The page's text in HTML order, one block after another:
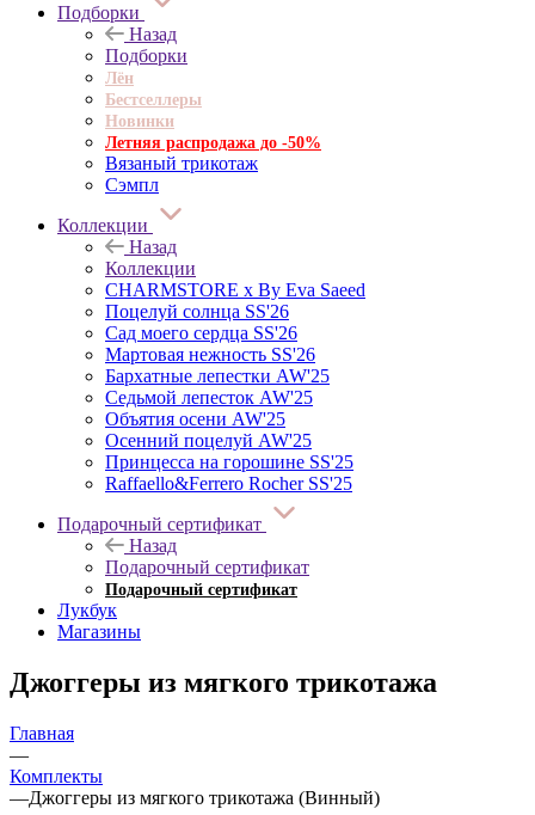
Подборки
Назад
Подборки
Лён
Бестселлеры
Новинки
Летняя распродажа до -50%
Вязаный трикотаж
Сэмпл
Коллекции
Назад
Коллекции
CHARMSTORE х By Eva Saeed
Поцелуй солнца SS'26
Сад моего сердца SS'26
Мартовая нежность SS'26
Бархатные лепестки AW'25
Седьмой лепесток AW'25
Объятия осени AW'25
Осенний поцелуй AW'25
Принцесса на горошине SS'25
Raffaello&Ferrero Rocher SS'25
Подарочный сертификат
Назад
Подарочный сертификат
Подарочный сертификат
Лукбук
Магазины
Джоггеры из мягкого трикотажа
Главная
—
Комплекты
—Джоггеры из мягкого трикотажа (Винный)